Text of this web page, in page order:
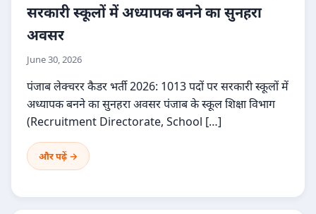
सरकारी स्कूलों में अध्यापक बनने का सुनहरा
अवसर
June 30, 2026
पंजाब लेक्चरर कैडर भर्ती 2026: 1013 पदों पर सरकारी स्कूलों में
अध्यापक बनने का सुनहरा अवसर पंजाब के स्कूल शिक्षा विभाग
(Recruitment Directorate, School […]
और पढ़ें →